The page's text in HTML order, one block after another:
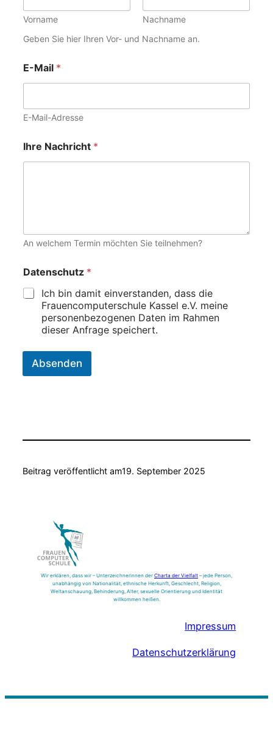
Vorname
Nachname
Geben Sie hier Ihren Vor- und Nachname an.
E-Mail *
E-Mail-Adresse
Ihre Nachricht *
An welchem Termin möchten Sie teilnehmen?
Datenschutz *
Ich bin damit einverstanden, dass die
Frauencomputerschule Kassel e.V. meine
personenbezogenen Daten im Rahmen
dieser Anfrage speichert.
Absenden
Beitrag veröffentlicht am19. September 2025
Wir erklären, dass wir – Unterzeichnerinnen der Charta der Vielfalt – jede Person,
unabhängig von Nationalität, ethnische Herkunft, Geschlecht, Religion,
Weltanschauung, Behinderung, Alter, sexuelle Orientierung und Identität
willkommen heißen.
Impressum
Datenschutzerklärung